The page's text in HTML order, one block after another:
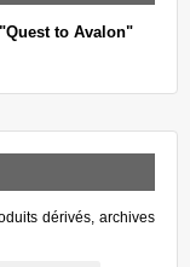
to Avalon"
dérivés, archives